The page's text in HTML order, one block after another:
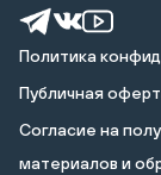
Политика
Публичная
Cогласие на
материалов и